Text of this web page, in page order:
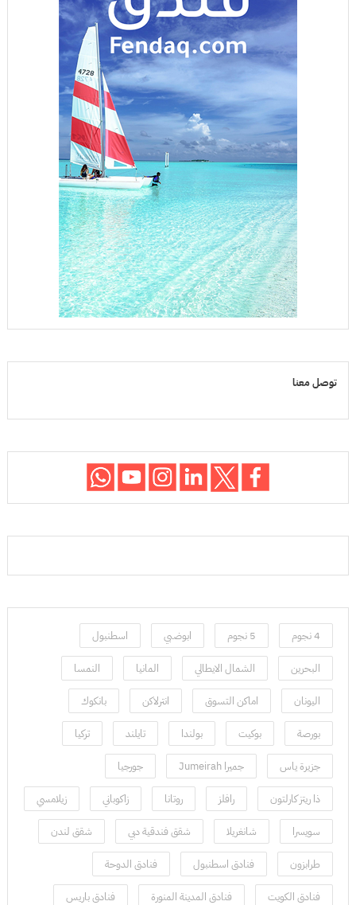
توصل معنا
4 نجوم 5 نجوم ابوضبي اسطنبول
البحرين الشمال الايطالي المانيا النمسا
اليونان اماكن التسوق انترلاكن بانكوك
بورصة بوكيت بولندا تايلند تركيا
جزيرة ياس جميرا Jumeirah جورجيا
ذا ريتز كارلتون رافلز روتانا زاكوباني زيلامسي
سويسرا شانغريلا شقق فندقية دبي شقق لندن
طرابزون فنادق اسطنبول فنادق الدوحة
فنادق الكويت فنادق المدينة المنورة فنادق باريس